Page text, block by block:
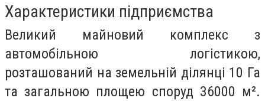
Характеристики підприємства
Великий майновий комплекс з
автомобільною логістикою,
розташований на земельній ділянці 10 Га
та загальною площею споруд 36000 м².